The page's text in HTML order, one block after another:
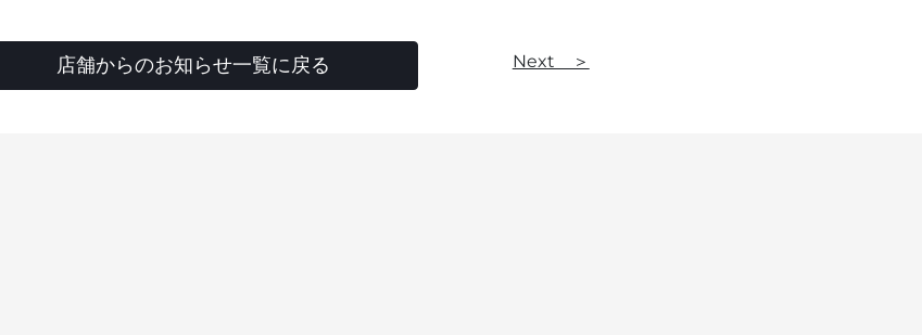
店舗からのお知らせ一覧に戻る Next ＞